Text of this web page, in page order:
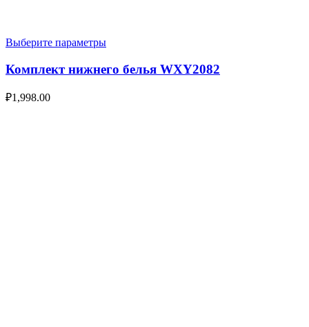
Выберите параметры
Комплект нижнего белья WXY2082
₽1,998.00